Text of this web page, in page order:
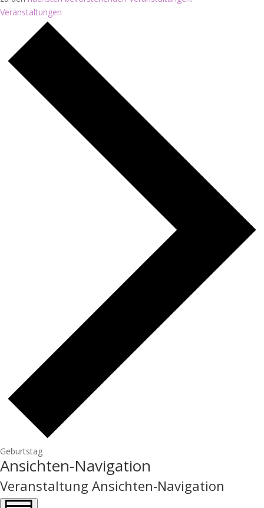
Veranstaltungen
Geburtstag
Ansichten-Navigation
Veranstaltung Ansichten-Navigation